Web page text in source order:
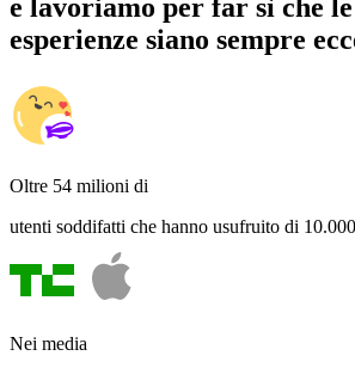
e lavoriamo per far sì che
esperienze siano sempre
Oltre 54 milioni di
utenti soddifatti che hanno usufruito di
Nei media